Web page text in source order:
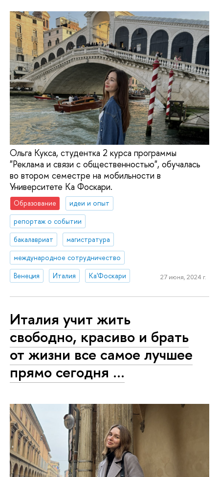
Ольга Кукса, студентка 2 курса программы
"Реклама и связи с общественностью", обучалась
во втором семестре на мобильности в
Университете Ка Фоскари.
Образование
идеи и опыт
репортаж о событии
бакалавриат
магистратура
международное сотрудничество
Венеция
Италия Ка'Фоскари 27 июня, 2024 г.
Италия учит жить
свободно, красиво и брать
от жизни все самое лучшее
прямо сегодня ...